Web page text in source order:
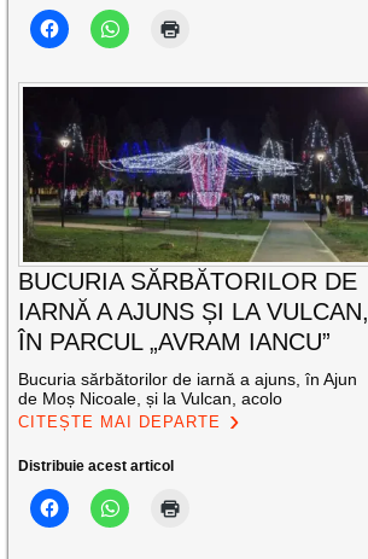
BUCURIA SĂRBĂTORILOR DE
IARNĂ A AJUNS ȘI LA VULCAN,
ÎN PARCUL „AVRAM IANCU”
Bucuria sărbătorilor de iarnă a ajuns, în Ajun
de Moș Nicoale, și la Vulcan, acolo
CITEȘTE MAI DEPARTE
Distribuie acest articol